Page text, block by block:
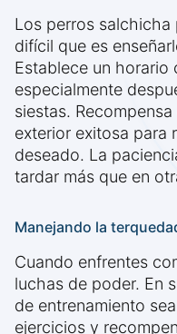
Los perros
difícil que es
Establece un horario
especialmente
siestas.
exterior exitosa para
deseado. La
tardar más que en
Manejando la
Cuando enfrentes
luchas de poder. En
de entrenamiento
ejercicios y